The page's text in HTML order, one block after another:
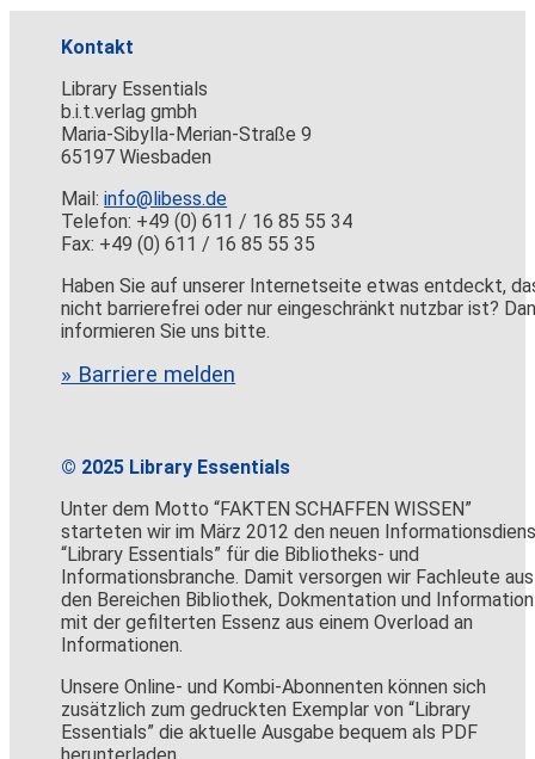
Kontakt
Library Essentials
b.i.t.verlag gmbh
Maria-Sibylla-Merian-Straße 9
65197 Wiesbaden
Mail:info@libess.de
Telefon: +49 (0) 611 / 16 85 55 34
Fax: +49 (0) 611 / 16 85 55 35
Haben Sie auf unserer Internetseite etwas entdeckt,
nicht barrierefrei oder nur eingeschränkt nutzbar ist?
informieren Sie uns bitte.
» Barriere melden
© 2025 Library Essentials
Unter dem Motto “FAKTEN SCHAFFEN WISSEN”
starteten wir im März 2012 den neuen
“Library Essentials” für die Bibliotheks- und
Informationsbranche. Damit versorgen wir Fachleute aus
den Bereichen Bibliothek, Dokmentation und Information
mit der gefilterten Essenz aus einem Overload an
Informationen.
Unsere Online- und Kombi-Abonnenten können sich
zusätzlich zum gedruckten Exemplar von “Library
Essentials” die aktuelle Ausgabe bequem als PDF